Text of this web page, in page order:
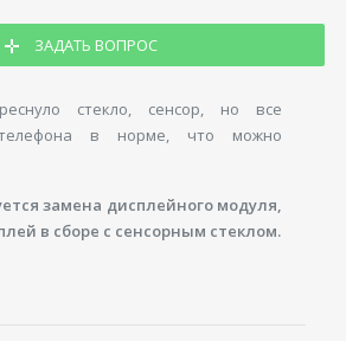
ЗАДАТЬ ВОПРОС
стекло, сенсор, но все
в норме, что можно
замена дисплейного модуля,
в сборе с сенсорным стеклом.